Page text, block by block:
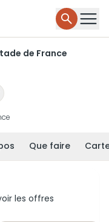
de France
Que faire
les offres